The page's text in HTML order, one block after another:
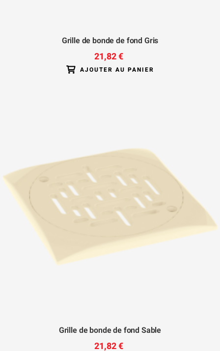
Grille de bonde de fond Gris
21,82 €
AJOUTER AU PANIER
Grille de bonde de fond Sable
21,82 €